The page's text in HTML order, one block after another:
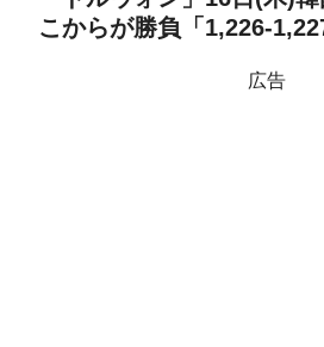
こからが勝負「1,226-
広告